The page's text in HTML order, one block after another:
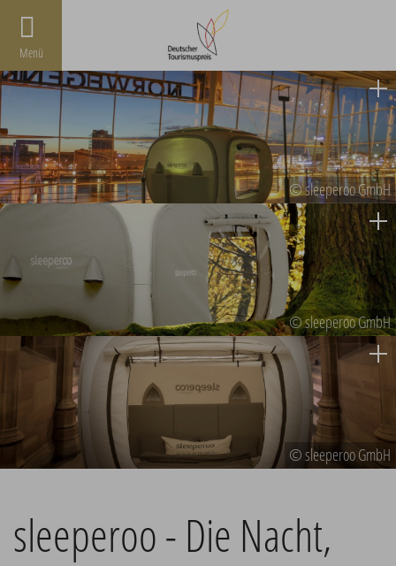
Menü
© sleeperoo GmbH
© sleeperoo GmbH
© sleeperoo GmbH
sleeperoo - Die Nacht,